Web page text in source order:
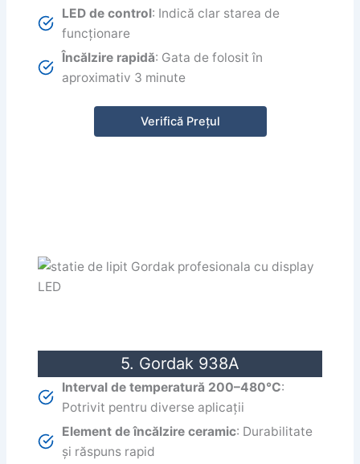
LED de control: Indică clar starea de
funcționare
Încălzire rapidă: Gata de folosit în
aproximativ 3 minute
Verifică Prețul
5. Gordak 938A
Interval de temperatură 200–480°C:
Potrivit pentru diverse aplicații
Element de încălzire ceramic: Durabilitate
și răspuns rapid